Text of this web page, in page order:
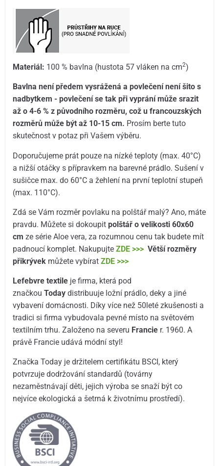
Materiál: 100 % bavlna (hustota 57 vláken na cm2)
Bavlna není předem vysrážená a povlečení není šito s
nadbytkem - povlečení se tak při vyprání může srazit
až o 4-6 % z původního rozměru, což u francouzských
rozměrů může být až 10-15 cm. Prosím berte tuto
skutečnost v potaz při Vašem výběru.
Doporučujeme prát pouze na nízké teploty (max. 40°C)
a nižší otáčky s přípravkem na barevné prádlo. Sušení v
sušičce max. do 60°C a žehlení na první teplotní stupeň
(max. 110°C).
Zdá se Vám rozměr povlaku na polštář malý? Ano, máte
pravdu. Můžete si dokoupitpolštář o velikosti 60x60
cm ze série Aloe vera, za rozumnou cenu tak budete mít
padnoucí komplet. NakupujteZDE >>> Větší rozměry
přikrývek můžete vybíratZDE >>>
Lefebvre textile je firma, která pod
značkouTodaydistribuuje ložní prádlo, deky a jiné
vybavení domácnosti. Díky více než 50leté zkušenosti a
tradici si firma vybudovala pevné místo na světovém
textilním trhu. Založeno na severu Francie r. 1960. A
právě Francie udává módní styl!
Značka Today je držitelem certifikátu BSCI, který
potvrzuje dodržování standardů (továrny
nezaměstnávají děti, jejich výroba se snaží být co
nejvíce ekologická a šetrná k životnímu prostředí).